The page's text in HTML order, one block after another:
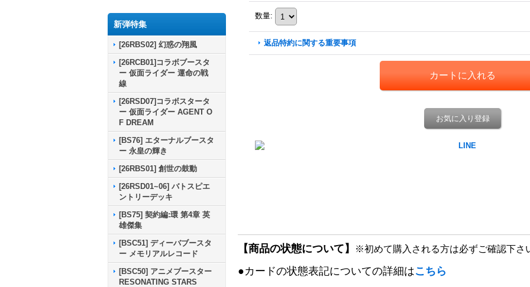
新弾特集
[26RBS02] 幻惑の翔風
[26RCB01]コラボブースタ
ー 仮面ライダー 運命の戦
線
[26RSD07]コラボスタータ
ー 仮面ライダー AGENT O
F DREAM
[BS76] エターナルブースタ
ー 永皇の輝き
[26RBS01] 創世の鼓動
[26RSD01~06] バトスピエ
ントリーデッキ
[BS75] 契約編:環 第4章 英
雄傑集
[BSC51] ディーバブースタ
ー メモリアルレコード
[BSC50] アニメブースター
RESONATING STARS
数量:
返品特約に関する重要事項
お気に入り登録
【商品の状態について】 ※初めて購入される方は必ずご確認下さ
●カードの状態表記についての詳細はこちら